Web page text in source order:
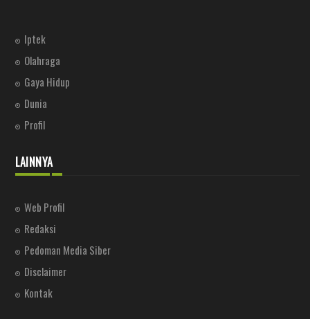
Iptek
Olahraga
Gaya Hidup
Dunia
Profil
LAINNYA
Web Profil
Redaksi
Pedoman Media Siber
Disclaimer
Kontak